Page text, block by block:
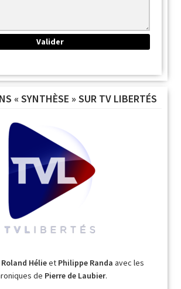
« SYNTHÈSE » SUR TV LIBERTÉS
Roland Hélieet Philippe Randa avec les
de Pierre de Laubier.